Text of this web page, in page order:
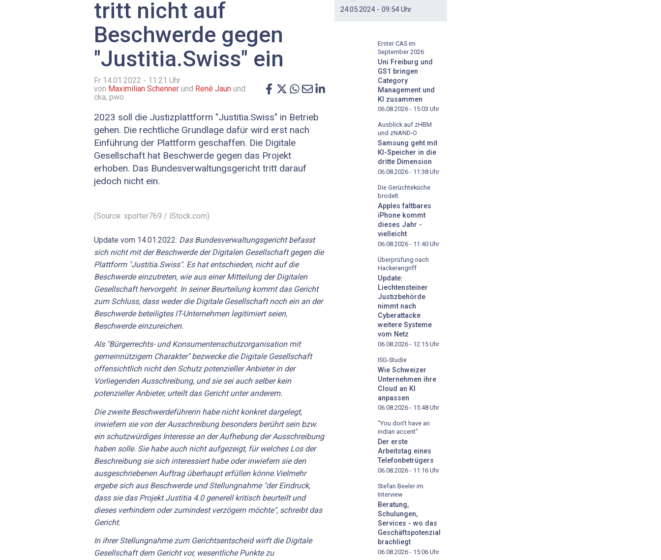
tritt nicht auf
Beschwerde gegen
"Justitia.Swiss" ein
Fr 14.01.2022 - 11:21 Uhr
von Maximilian Schenner und René Jaun und
cka, pwo
2023 soll die Justizplattform "Justitia.Swiss" in Betrieb
gehen. Die rechtliche Grundlage dafür wird erst nach
Einführung der Plattform geschaffen. Die Digitale
Gesellschaft hat Beschwerde gegen das Projekt
erhoben. Das Bundesverwaltungsgericht tritt darauf
jedoch nicht ein.
(Source: xporter769 / iStock.com)
Update vom 14.01.2022: Das Bundesverwaltungsgericht befasst
sich nicht mit der Beschwerde der Digitalen Gesellschaft gegen die
Plattform "Justitia.Swiss". Es hat entschieden, nicht auf die
Beschwerde einzutreten, wie aus einer Mitteilung der Digitalen
Gesellschaft hervorgeht. In seiner Beurteilung kommt das Gericht
zum Schluss, dass weder die Digitale Gesellschaft noch ein an der
Beschwerde beteiligtes IT-Unternehmen legitimiert seien,
Beschwerde einzureichen.
Als "Bürgerrechts- und Konsumentenschutzorganisation mit
gemeinnützigem Charakter" bezwecke die Digitale Gesellschaft
offensichtlich nicht den Schutz potenzieller Anbieter in der
Vorliegenden Ausschreibung, und sie sei auch selber kein
potenzieller Anbieter, urteilt das Gericht unter anderem.
Die zweite Beschwerdeführerin habe nicht konkret dargelegt,
inwiefern sie von der Ausschreibung besonders berührt sein bzw.
ein schutzwürdiges Interesse an der Aufhebung der Ausschreibung
haben solle. Sie habe auch nicht aufgezeigt, für welches Los der
Beschreibung sie sich interessiert habe oder inwiefern sie den
ausgeschriebenen Auftrag überhaupt erfüllen könne.Vielmehr
ergebe sich aus Beschwerde und Stellungnahme "der Eindruck,
dass sie das Projekt Justitia 4.0 generell kritisch beurteilt und
dieses verhindern oder zumindest verzögern möchte", schreibt das
Gericht.
In ihrer Stellungnahme zum Gerichtsentscheid wirft die Digitale
Gesellschaft dem Gericht vor, wesentliche Punkte zu
24.05.2024 - 09:54 Uhr
Erster CAS im
September 2026
Uni Freiburg und
GS1 bringen
Category
Management und
KI zusammen
06.08.2026 - 15:03 Uhr
Ausblick auf zHBM
und zNAND-O
Samsung geht mit
KI-Speicher in die
dritte Dimension
06.08.2026 - 11:38 Uhr
Die Gerüchteküche
brodelt
Apples faltbares
iPhone kommt
dieses Jahr -
vielleicht
06.08.2026 - 11:40 Uhr
Überprüfung nach
Hackerangriff
Update:
Liechtensteiner
Justizbehörde
nimmt nach
Cyberattacke
weitere Systeme
vom Netz
06.08.2026 - 12:15 Uhr
ISG-Studie
Wie Schweizer
Unternehmen ihre
Cloud an KI
anpassen
06.08.2026 - 15:48 Uhr
"You don't have an
indian accent"
Der erste
Arbeitstag eines
Telefonbetrügers
06.08.2026 - 11:16 Uhr
Stefan Beeler im
Interview
Beratung,
Schulungen,
Services - wo das
Geschäftspotenzial
brachliegt
06.08.2026 - 15:06 Uhr